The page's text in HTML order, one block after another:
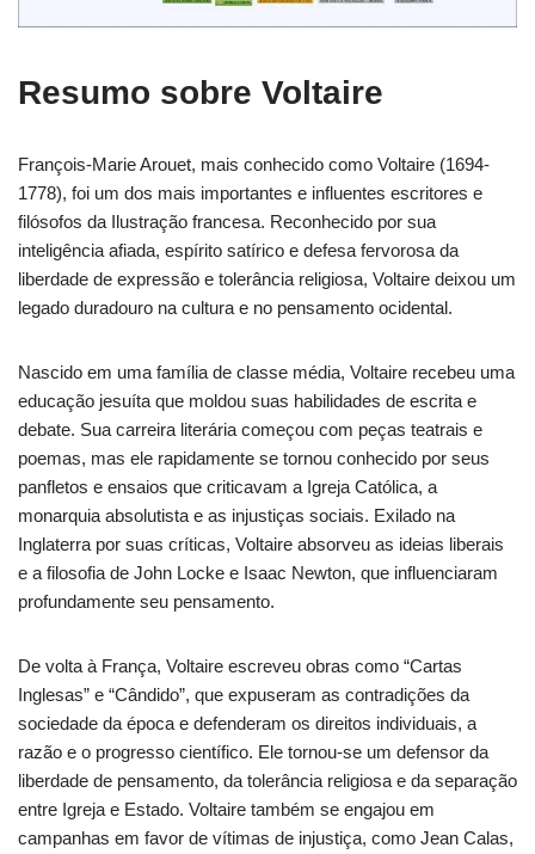
Resumo sobre Voltaire
François-Marie Arouet, mais conhecido como Voltaire (1694-
1778), foi um dos mais importantes e influentes escritores e
filósofos da Ilustração francesa. Reconhecido por sua
inteligência afiada, espírito satírico e defesa fervorosa da
liberdade de expressão e tolerância religiosa, Voltaire deixou um
legado duradouro na cultura e no pensamento ocidental.
Nascido em uma família de classe média, Voltaire recebeu uma
educação jesuíta que moldou suas habilidades de escrita e
debate. Sua carreira literária começou com peças teatrais e
poemas, mas ele rapidamente se tornou conhecido por seus
panfletos e ensaios que criticavam a Igreja Católica, a
monarquia absolutista e as injustiças sociais. Exilado na
Inglaterra por suas críticas, Voltaire absorveu as ideias liberais
e a filosofia de John Locke e Isaac Newton, que influenciaram
profundamente seu pensamento.
De volta à França, Voltaire escreveu obras como “Cartas
Inglesas” e “Cândido”, que expuseram as contradições da
sociedade da época e defenderam os direitos individuais, a
razão e o progresso científico. Ele tornou-se um defensor da
liberdade de pensamento, da tolerância religiosa e da separação
entre Igreja e Estado. Voltaire também se engajou em
campanhas em favor de vítimas de injustiça, como Jean Calas,